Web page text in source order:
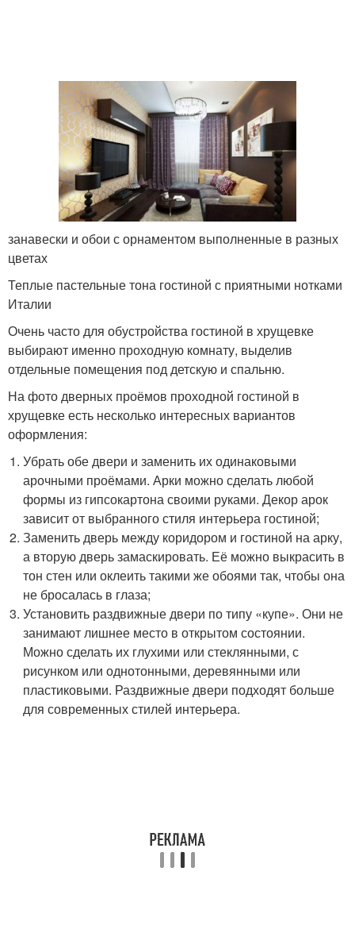
занавески и обои с орнаментом выполненные в разных
цветах
Теплые пастельные тона гостиной с приятными нотками
Италии
Очень часто для обустройства гостиной в хрущевке
выбирают именно проходную комнату, выделив
отдельные помещения под детскую и спальню.
На фото дверных проёмов проходной гостиной в
хрущевке есть несколько интересных вариантов
оформления:
Убрать обе двери и заменить их одинаковыми
арочными проёмами. Арки можно сделать любой
формы из гипсокартона своими руками. Декор арок
зависит от выбранного стиля интерьера гостиной;
Заменить дверь между коридором и гостиной на арку,
а вторую дверь замаскировать. Её можно выкрасить в
тон стен или оклеить такими же обоями так, чтобы она
не бросалась в глаза;
Установить раздвижные двери по типу «купе». Они не
занимают лишнее место в открытом состоянии.
Можно сделать их глухими или стеклянными, с
рисунком или однотонными, деревянными или
пластиковыми. Раздвижные двери подходят больше
для современных стилей интерьера.